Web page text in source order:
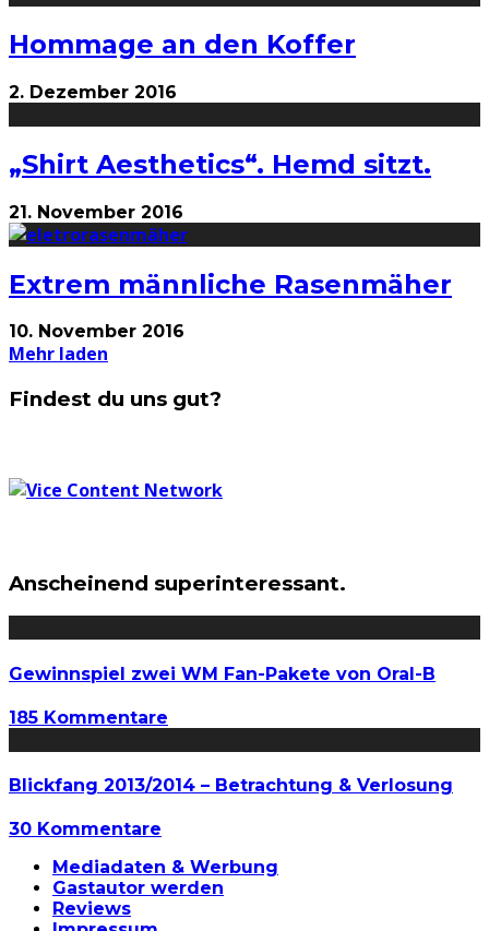
Hommage an den Koffer
2. Dezember 2016
„Shirt Aesthetics“. Hemd sitzt.
21. November 2016
Extrem männliche Rasenmäher
10. November 2016
Mehr laden
Findest du uns gut?
Anscheinend superinteressant.
Gewinnspiel zwei WM Fan-Pakete von Oral-B
185 Kommentare
Blickfang 2013/2014 – Betrachtung & Verlosung
30 Kommentare
Mediadaten & Werbung
Gastautor werden
Reviews